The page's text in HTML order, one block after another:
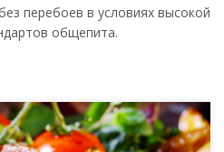
перебоев в условиях высокой
общепита.